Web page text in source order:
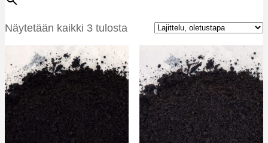
Näytetään kaikki 3 tulosta